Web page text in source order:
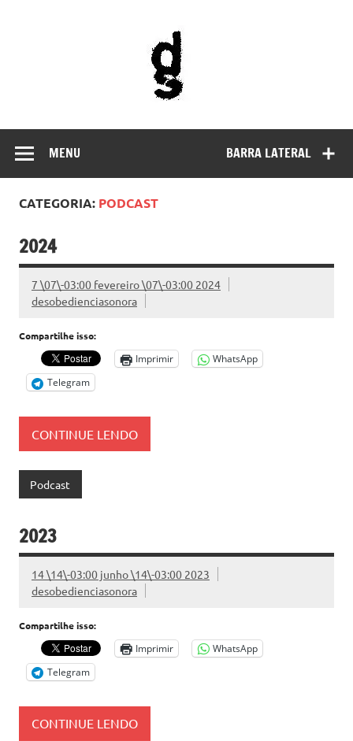
BARRA LATERAL
MENU
CATEGORIA: PODCAST
2024
7 \07\-03:00 fevereiro \07\-03:00 2024
desobedienciasonora
Compartilhe isso:
Imprimir
WhatsApp
Telegram
CONTINUE LENDO
Podcast
2023
14 \14\-03:00 junho \14\-03:00 2023
desobedienciasonora
Compartilhe isso:
Imprimir
WhatsApp
Telegram
CONTINUE LENDO